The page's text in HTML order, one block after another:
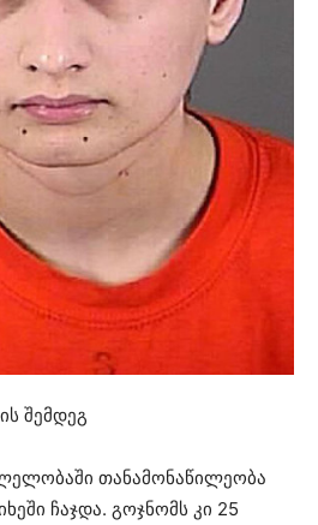
შემდეგ
თანამონაწილეობა
ჩაჯდა. გოჯნომს კი 25